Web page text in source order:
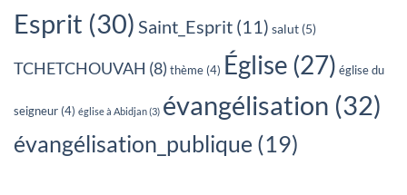
Esprit (30) Saint_Esprit (11) salut (5)
TCHETCHOUVAH (8) thème (4) Église (27) église du
seigneur (4) église à Abidjan(3) évangélisation (32)
évangélisation_publique (19)